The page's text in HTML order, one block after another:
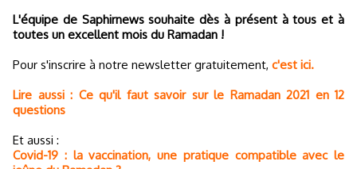
L'équipe de Saphirnews souhaite dès à présent à tous et à
toutes un excellent mois du Ramadan !
Pour s'inscrire à notre newsletter gratuitement, c'est ici.
Lire aussi : Ce qu'il faut savoir sur le Ramadan 2021 en 12
questions
Et aussi :
Covid-19 : la vaccination, une pratique compatible avec le